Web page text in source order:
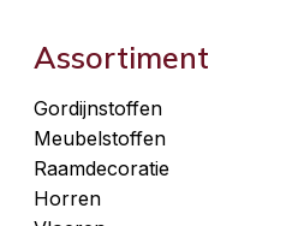
Assortiment
Gordijnstoffen
Meubelstoffen
Raamdecoratie
Horren